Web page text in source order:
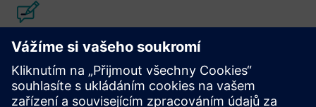
Konstrukce a výroba integrovaných
obvodů Calibre
Sada nástrojů Calibre poskytuje přesné, efektivní a